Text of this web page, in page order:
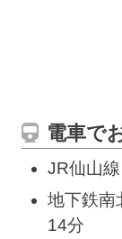
電車で
JR仙山
地下鉄南
14分